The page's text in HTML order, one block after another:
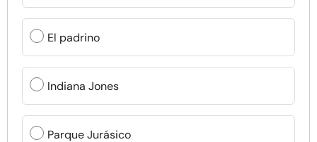
El padrino
Indiana Jones
Parque Jurásico